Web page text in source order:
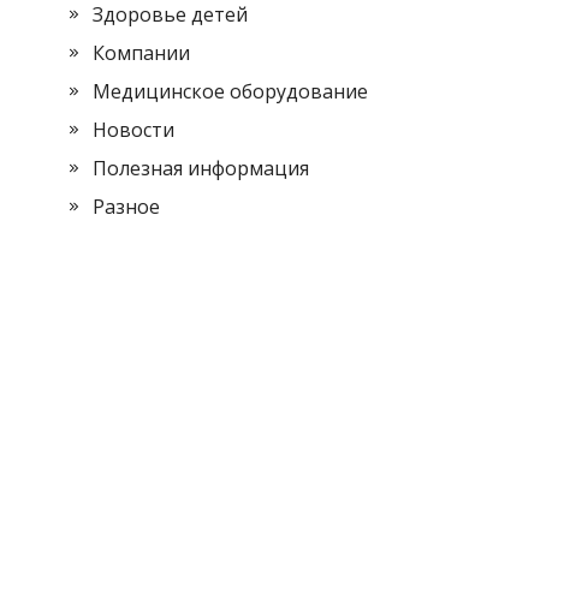
Здоровье детей
Компании
Медицинское оборудование
Новости
Полезная информация
Разное